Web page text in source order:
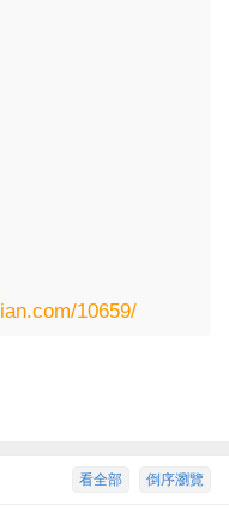
10659/
倒序瀏覽
看全部